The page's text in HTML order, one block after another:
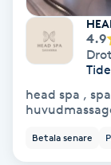
Hårvård
Hälsa
Hälsprickor
4.9
head spa ,
Betala senare